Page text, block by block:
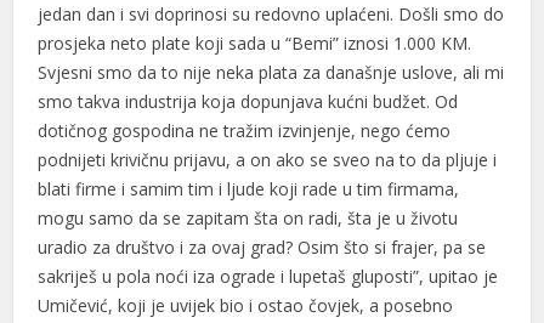
jedan dan i svi doprinosi su redovno uplaćeni. Došli smo do
prosjeka neto plate koji sada u “Bemi” iznosi 1.000 KM.
Svjesni smo da to nije neka plata za današnje uslove, ali mi
smo takva industrija koja dopunjava kućni budžet. Od
dotičnog gospodina ne tražim izvinjenje, nego ćemo
podnijeti krivičnu prijavu, a on ako se sveo na to da pljuje i
blati firme i samim tim i ljude koji rade u tim firmama,
mogu samo da se zapitam šta on radi, šta je u životu
uradio za društvo i za ovaj grad? Osim što si frajer, pa se
sakriješ u pola noći iza ograde i lupetaš gluposti”, upitao je
Umičević, koji je uvijek bio i ostao čovjek, a posebno